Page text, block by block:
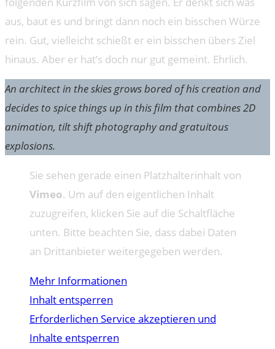
aus, baut es und bringt dann noch ein bisschen Würze
rein. Gut, vielleicht schießt er ein bisschen übers Ziel
hinaus. Aber er hat’s doch nur gut gemeint. Ehrlich.
An architect in the skies grows bored of his creation and
decides to spice things up in this film that combines 2D
animation, tilt shift photography and gratuitous
explosions.
Sie sehen gerade einen Platzhalterinhalt von
Vimeo. Um auf den eigentlichen Inhalt
zuzugreifen, klicken Sie auf die Schaltfläche
unten. Bitte beachten Sie, dass dabei Daten
an Drittanbieter weitergegeben werden.
Mehr Informationen
Inhalt entsperren
Erforderlichen Service akzeptieren und
Inhalte entsperren